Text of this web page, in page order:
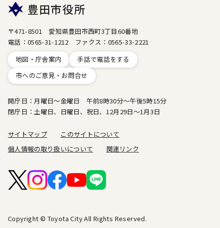
豊田市役所
〒471-8501 愛知県豊田市西町3丁目60番地
電話：0565-31-1212 ファクス：0565-33-2221
地図・庁舎案内
手話で電話をする
市へのご意見・お問合せ
開庁日：月曜日～金曜日 午前8時30分～午後5時15分
閉庁日：土曜日、日曜日、祝日、12月29日～1月3日
サイトマップ
このサイトについて
個人情報の取り扱いについて
関連リンク
Copyright © Toyota City All Rights Reserved.